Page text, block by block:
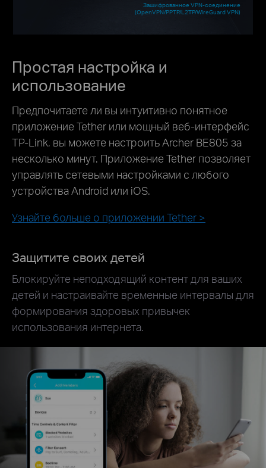
Зашифрованное VPN-соединение
(OpenVPN/PPTP/L2TP/WireGuard VPN)
Простая настройка и
использование
Предпочитаете ли вы интуитивно понятное
приложение Tether или мощный веб-интерфейс
TP-Link, вы можете настроить Archer BE805 за
несколько минут. Приложение Tether позволяет
управлять сетевыми настройками с любого
устройства Android или iOS.
Узнайте больше о приложении Tether >
Защитите своих детей
Блокируйте неподходящий контент для ваших
детей и настраивайте временные интервалы для
формирования здоровых привычек
использования интернета.